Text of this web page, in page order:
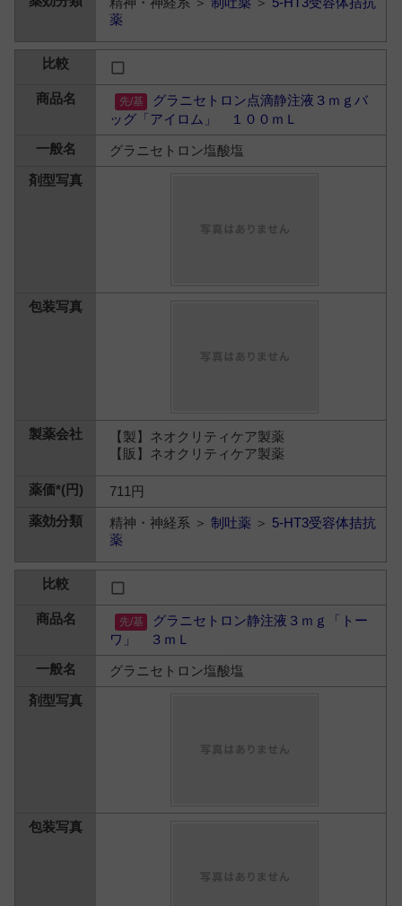
薬
グラニセトロン点滴静注液３ｍｇバ
ッグ「アイロム」 １００ｍＬ
グラニセトロン塩酸塩
【製】ネオクリティケア製薬
【販】ネオクリティケア製薬
711円
精神・神経系 ＞制吐薬 ＞ 5-HT3受容体拮抗
薬
グラニセトロン静注液３ｍｇ「トー
ワ」 ３ｍＬ
グラニセトロン塩酸塩